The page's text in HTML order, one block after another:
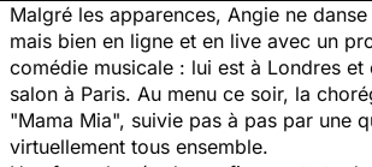
Malgré les apparences, Angie ne
mais bien en ligne et en live avec un
comédie musicale : lui est à Londres et
salon à Paris. Au menu ce soir, la
"Mama Mia", suivie pas à pas par une
virtuellement tous ensemble.